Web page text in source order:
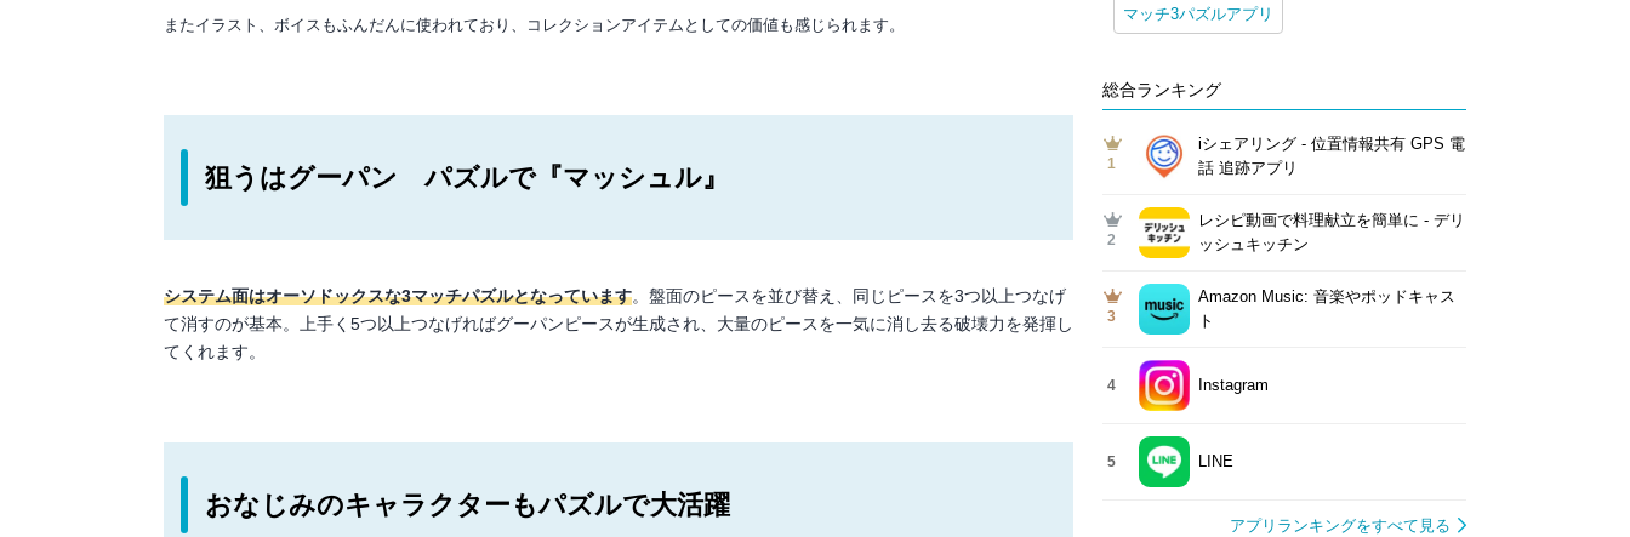
またイラスト、ボイスもふんだんに使われており、コレクションアイテムとしての価値も感じられます。
狙うはグーパン パズルで『マッシュル』
システム面はオーソドックスな3マッチパズルとなっています。盤面のピースを並び替え、同じピースを3つ以上つなげ
て消すのが基本。上手く5つ以上つなげればグーパンピースが生成され、大量のピースを一気に消し去る破壊力を発揮し
てくれます。
おなじみのキャラクターもパズルで大活躍
マッチ3パズルアプリ
総合ランキング
1
iシェアリング - 位置情報共有 GPS 電
話 追跡アプリ
2
レシピ動画で料理献立を簡単‪に - デリ
ッシュキッチン
3
Amazon Music: 音楽やポッドキャス
ト
4 Instagram
5 LINE
アプリランキングをすべて見る